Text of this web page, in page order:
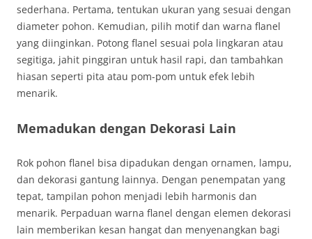
sederhana. Pertama, tentukan ukuran yang sesuai dengan
diameter pohon. Kemudian, pilih motif dan warna flanel
yang diinginkan. Potong flanel sesuai pola lingkaran atau
segitiga, jahit pinggiran untuk hasil rapi, dan tambahkan
hiasan seperti pita atau pom-pom untuk efek lebih
menarik.
Memadukan dengan Dekorasi Lain
Rok pohon flanel bisa dipadukan dengan ornamen, lampu,
dan dekorasi gantung lainnya. Dengan penempatan yang
tepat, tampilan pohon menjadi lebih harmonis dan
menarik. Perpaduan warna flanel dengan elemen dekorasi
lain memberikan kesan hangat dan menyenangkan bagi